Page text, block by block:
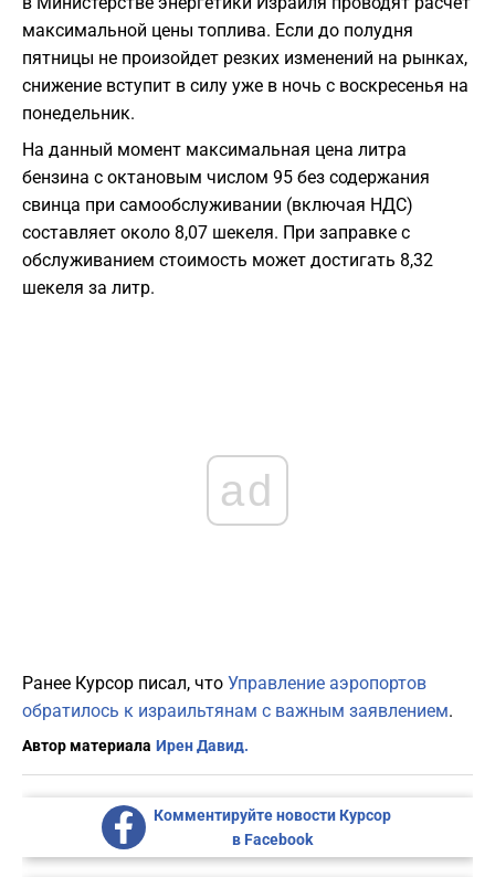
максимальной цены топлива. Если до полудня
пятницы не произойдет резких изменений на рынках,
снижение вступит в силу уже в ночь с воскресенья на
понедельник.
На данный момент максимальная цена литра
бензина с октановым числом 95 без содержания
свинца при самообслуживании (включая НДС)
составляет около 8,07 шекеля. При заправке с
обслуживанием стоимость может достигать 8,32
шекеля за литр.
ad
Ранее Курсор писал, что Управление аэропортов
обратилось к израильтянам с важным заявлением.
Автор материала Ирен Давид.
Комментируйте новости Курсор
в Facebook